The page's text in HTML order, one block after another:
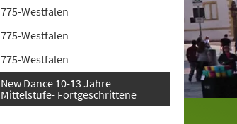
775-Westfalen
775-Westfalen
775-Westfalen
New Dance 10-13 Jahre
Mittelstufe- Fortgeschrittene